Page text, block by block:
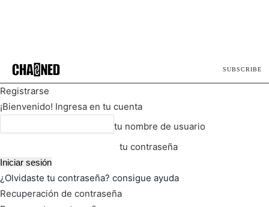
SUBSCRIBE
Registrarse
¡Bienvenido! Ingresa en tu cuenta
tu nombre de usuario
tu contraseña
¿Olvidaste tu contraseña? consigue ayuda
Recuperación de contraseña